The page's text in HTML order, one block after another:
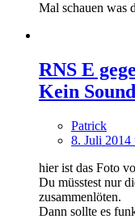
Mal schauen was
RNS E
Kein
Patrick
8. Juli 2014
hier ist das Foto
Du müsstest nur
zusammenlöten.
Dann sollte es